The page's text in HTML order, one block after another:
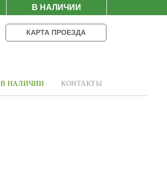
В НАЛИЧИИ
КАРТА ПРОЕЗДА
В НАЛИЧИИ КОНТАКТЫ